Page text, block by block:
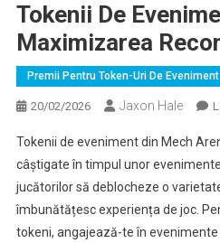
Tokenii De
Maximizarea
Premii Pentru Token-Uri De Eveniment
20/02/2026 Jaxon Hale
Tokenii de eveniment din Mech
câștigate în timpul unor
jucătorilor să deblocheze o
îmbunătățesc experiența de joc.
tokeni, angajează-te în